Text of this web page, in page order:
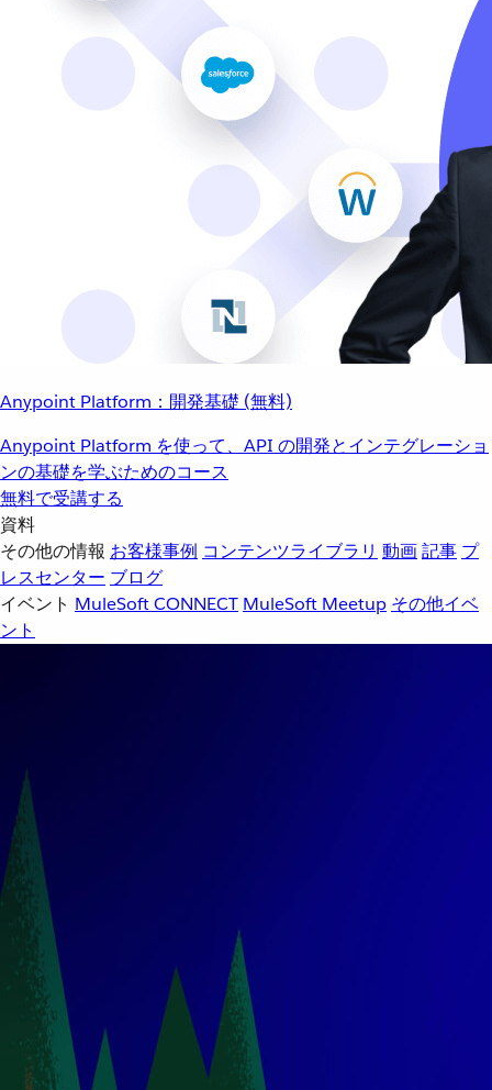
Anypoint Platform：開発基礎 (無料)
Anypoint Platform を使って、API の開発とインテグレーショ
ンの基礎を学ぶためのコース
無料で受講する
資料
その他の情報 お客様事例 コンテンツライブラリ 動画記事 プ
レスセンター ブログ
イベント MuleSoft CONNECT MuleSoft Meetup その他イベ
ント